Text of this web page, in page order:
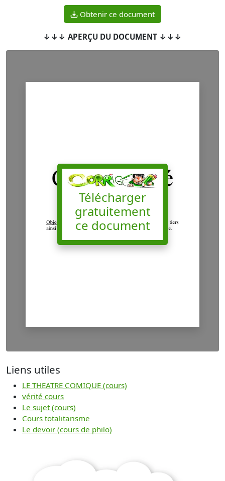
Obtenir ce document
↓↓↓ APERÇU DU DOCUMENT ↓↓↓
Télécharger
gratuitement
ce document
Liens utiles
LE THEATRE COMIQUE (cours)
vérité cours
Le sujet (cours)
Cours totalitarisme
Le devoir (cours de philo)